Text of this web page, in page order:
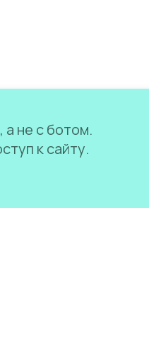
не с ботом.
к сайту.